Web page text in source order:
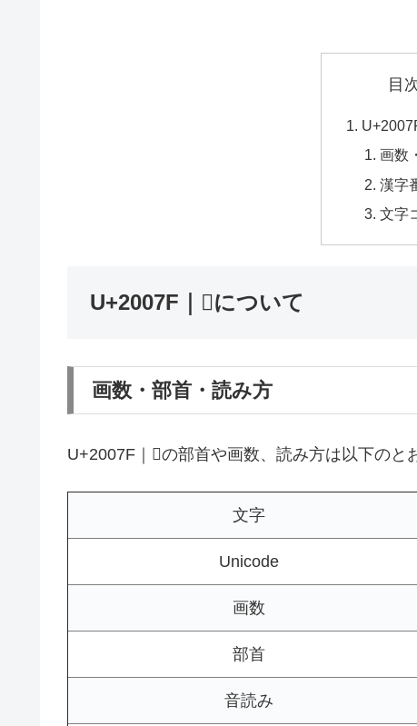
目
画数
漢字
文字
U+2007F｜𠁿について
画数・部首・読み方
U+2007F｜𠁿の部首や画数、読み方は以下のと
文字
Unicode
画数
部首
音読み